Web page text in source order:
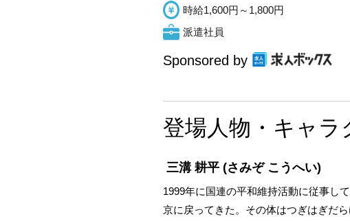
時給1,600円～1,800円
派遣社員
Sponsored by
登場人物・キャラ
三溝 耕平 (さみぞ こうへい)
1999年に国連の平和維持活動に従事し
京に戻ってきた。その体はつぎはぎだ